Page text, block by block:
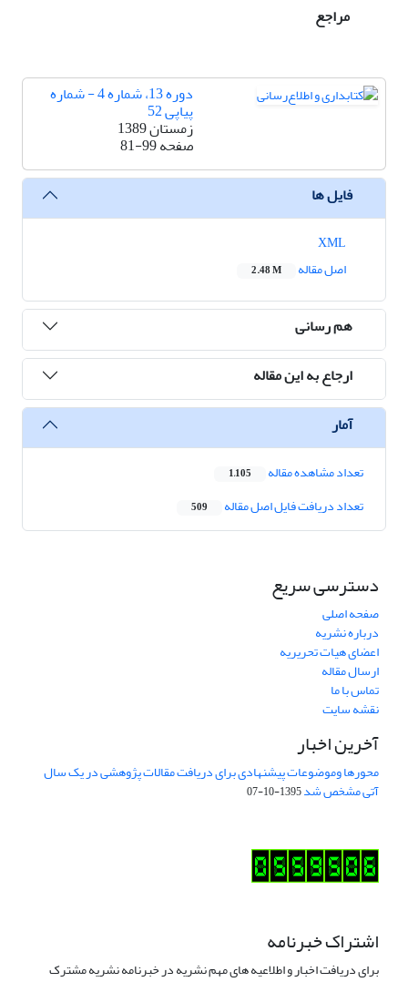
مراجع
دوره 13، شماره 4 - شماره
پیاپی 52
زمستان 1389
صفحه81-99
فایل ها
اصل مقاله
2.48 M
هم رسانی
ارجاع به این مقاله
آمار
تعداد مشاهده مقاله 1,105
تعداد دریافت فایل اصل مقاله 509
دسترسی سریع
صفحه اصلی
درباره نشریه
اعضای هیات تحریریه
ارسال مقاله
تماس با ما
نقشه سایت
آخرین اخبار
محورها وموضوعات پیشنهادی برای دریافت مقالات پژوهشی در یک سال
آتی مشخص شد1395-10-07
اشتراک خبرنامه
برای دریافت اخبار و اطلاعیه های مهم نشریه در خبرنامه نشریه مشترک